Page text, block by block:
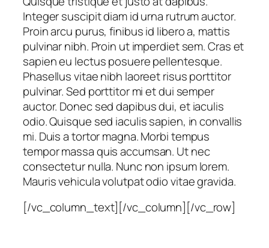
Integer suscipit diam id urna rutrum auctor.
Proin arcu purus, finibus id libero a, mattis
pulvinar nibh. Proin ut imperdiet sem. Cras et
sapien eu lectus posuere pellentesque.
Phasellus vitae nibh laoreet risus porttitor
pulvinar. Sed porttitor mi et dui semper
auctor. Donec sed dapibus dui, et iaculis
odio. Quisque sed iaculis sapien, in convallis
mi. Duis a tortor magna. Morbi tempus
tempor massa quis accumsan. Ut nec
consectetur nulla. Nunc non ipsum lorem.
Mauris vehicula volutpat odio vitae gravida.
[/vc_column_text][/vc_column][/vc_row]